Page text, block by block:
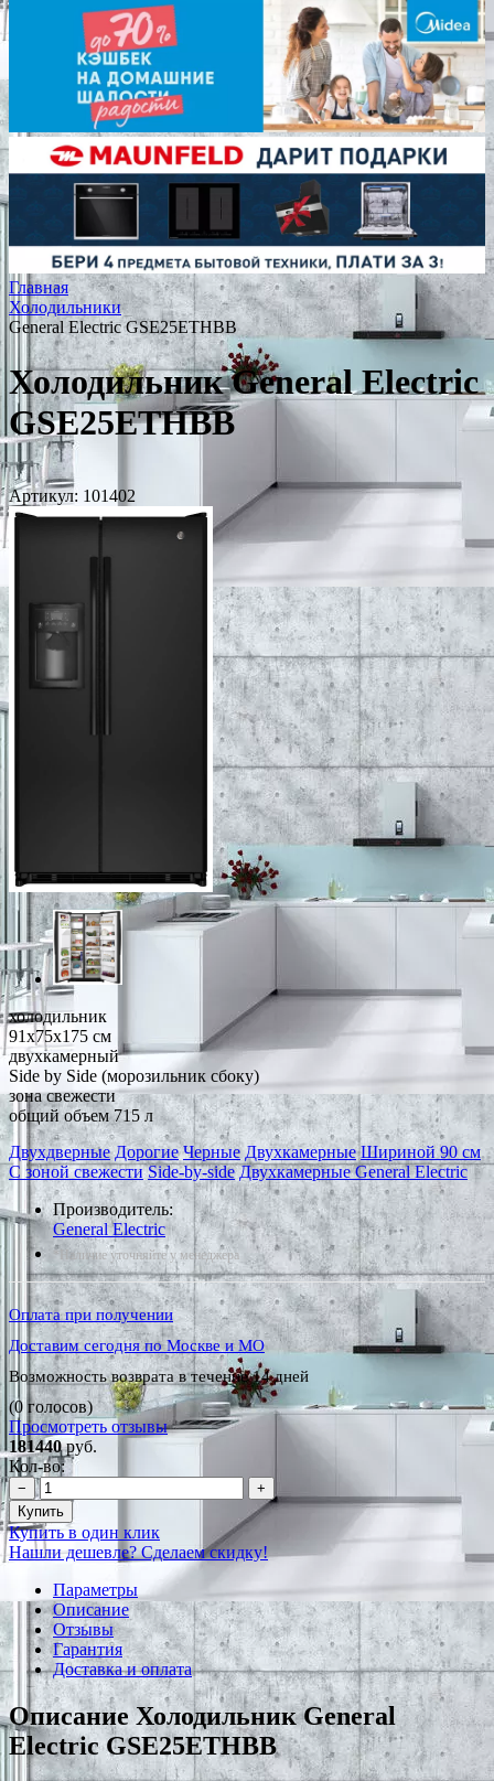
Главная
Холодильники
General Electric GSE25ETHBB
Холодильник General Electric
GSE25ETHBB
Артикул: 101402
холодильник
91x75x175 см
двухкамерный
Side by Side (морозильник сбоку)
зона свежести
общий объем 715 л
Двухдверные Дорогие Черные Двухкамерные Шириной 90 см
С зоной свежести Side-by-side Двухкамерные General Electric
Производитель:
General Electric
*Наличие уточняйте у менеджера
Оплата при получении
Доставим сегодня по Москве и МО
Возможность возврата в течение 14 дней
(0 голосов)
Просмотреть отзывы
181440руб.
Кол-во:
−
+
Купить
Купить в один клик
Нашли дешевле? Сделаем скидку!
Параметры
Описание
Отзывы
Гарантия
Доставка и оплата
Описание Холодильник General
Electric GSE25ETHBB